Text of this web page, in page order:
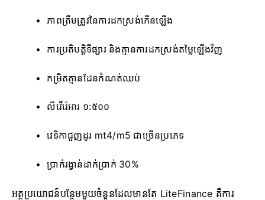
ភាពត្រឹមត្រូវនៃការដកស្រង់កើនឡើង
ការប្រតិបត្តិទីផ្សារ និងគ្មានការដកស្រង់តម្លៃឡើងវិញ
កម្រិតគ្មានដែនកំណត់ឈប់
លីវើរ៉េអារ ១:៥០០
វេទិកាជួញដូរ mt4/m5 ជាច្រើនប្រភេទ
ប្រាក់រង្វាន់ដាក់ប្រាក់ 30%
អត្ថប្រយោជន៍បន្ថែមមួយចំនួនដែលមានតែ LiteFinance គឺការ